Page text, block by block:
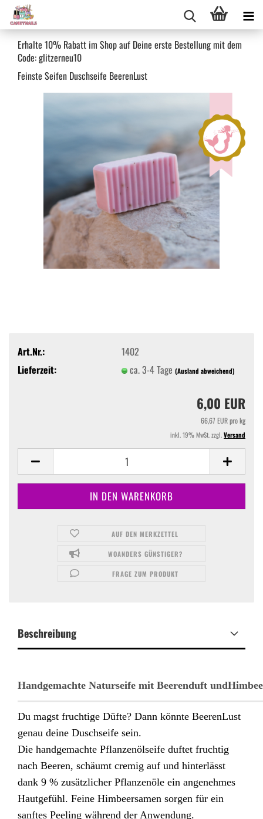
Erhalte 10% Rabatt im Shop auf Deine erste Bestellung mit dem
Code: glitzerneu10
Feins­te Sei­fen Dusch­sei­fe Bee­ren­Lust
Art.Nr.:
1402
Lieferzeit:
ca. 3-4 Tage (Ausland abweichend)
6,00 EUR
66,67 EUR pro kg
inkl. 19% MwSt. zzgl.Versand
AUF DEN MERKZETTEL
WOANDERS GÜNSTIGER?
FRAGE ZUM PRODUKT
Beschreibung
Handgemachte Naturseife mit Beerenduft
Du magst fruchtige Düfte? Dann könnte BeerenLust
genau deine Duschseife sein.
Die handgemachte Pflanzenölseife duftet fruchtig
nach Beeren, schäumt cremig auf und hinterlässt
dank 9 % zusätzlicher Pflanzenöle ein angenehmes
Hautgefühl. Feine Himbeersamen sorgen für ein
sanftes Peeling während der Anwendung.